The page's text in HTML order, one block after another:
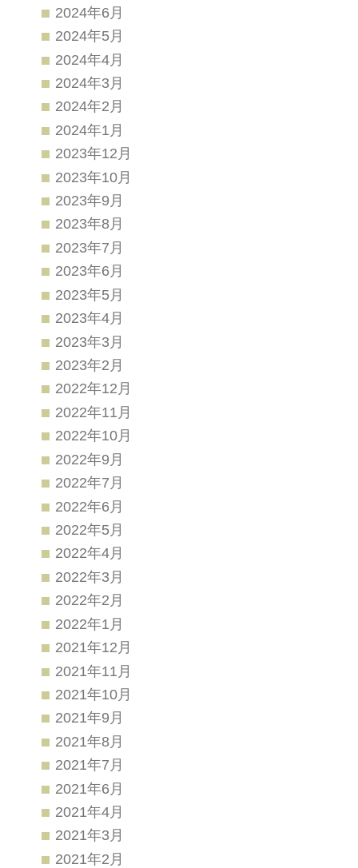
2024年6月
2024年5月
2024年4月
2024年3月
2024年2月
2024年1月
2023年12月
2023年10月
2023年9月
2023年8月
2023年7月
2023年6月
2023年5月
2023年4月
2023年3月
2023年2月
2022年12月
2022年11月
2022年10月
2022年9月
2022年7月
2022年6月
2022年5月
2022年4月
2022年3月
2022年2月
2022年1月
2021年12月
2021年11月
2021年10月
2021年9月
2021年8月
2021年7月
2021年6月
2021年4月
2021年3月
2021年2月